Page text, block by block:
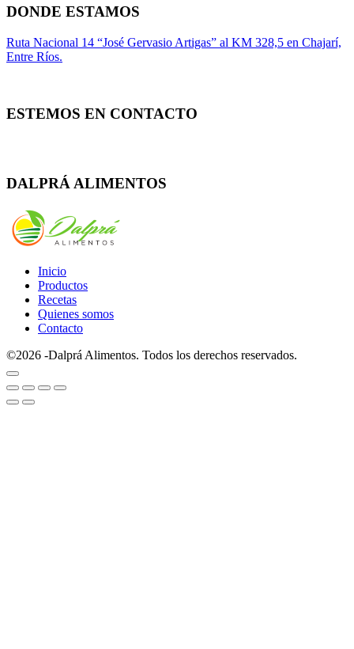
DONDE ESTAMOS
Ruta Nacional 14 “José Gervasio Artigas” al KM 328,5 en Chajarí,
Entre Ríos.
ESTEMOS EN CONTACTO
DALPRÁ ALIMENTOS
Inicio
Productos
Recetas
Quienes somos
Contacto
©2026 -Dalprá Alimentos. Todos los derechos reservados.